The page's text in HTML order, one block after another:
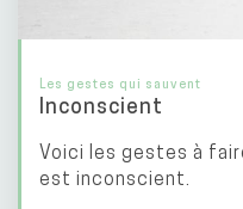
Les gestes qui sauvent
Inconscient
Voici les gestes à
est inconscient.